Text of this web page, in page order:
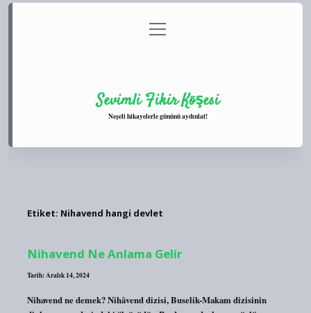
Gizlilik Politikası
menüyü
aç
Sevimli Fikir Köşesi
Neşeli hikayelerle gününü aydınlat!
Etiket: Nihavend hangi devlet
Nihavend Ne Anlama Gelir
Tarih: Aralık 14, 2024
Nihavend ne demek? Nihâvend dizisi, Buselik-Makam dizisinin